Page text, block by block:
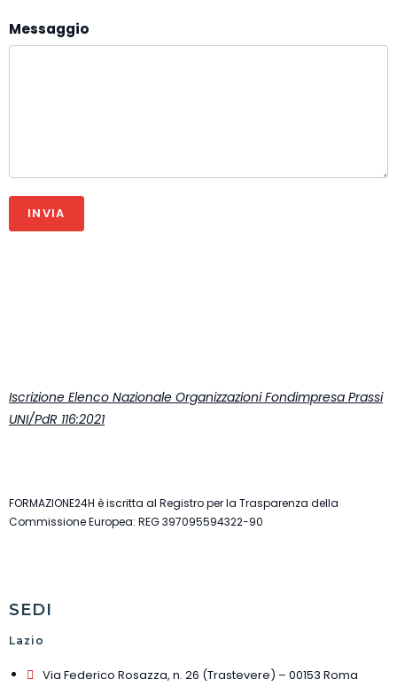
Messaggio
INVIA
Iscrizione Elenco Nazionale Organizzazioni Fondimpresa Prassi
UNI/PdR 116:2021
FORMAZIONE24H è iscritta al Registro per la Trasparenza della
Commissione Europea: REG 397095594322-90
SEDI
Lazio
Via Federico Rosazza, n. 26 (Trastevere) – 00153 Roma